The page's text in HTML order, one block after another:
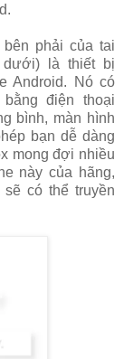
bên phải của tai
dưới) là thiết bị
Android. Nó có
điện thoại
bình, màn hình
bạn dễ dàng
mong đợi nhiều
này của hãng,
có thể truyền